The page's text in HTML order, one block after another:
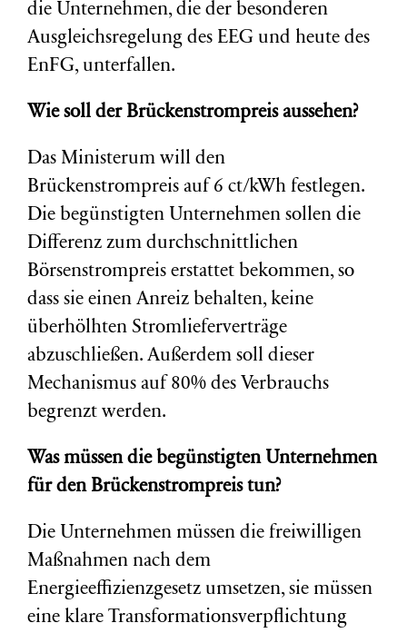
die Unternehmen, die der besonderen
Ausgleichsregelung des EEG und heute des
EnFG, unterfallen.
Wie soll der Brückenstrompreis aussehen?
Das Ministerum will den
Brückenstrompreis auf 6 ct/kWh festlegen.
Die begünstigten Unternehmen sollen die
Differenz zum durchschnittlichen
Börsenstrompreis erstattet bekommen, so
dass sie einen Anreiz behalten, keine
überhölhten Stromlieferverträge
abzuschließen. Außerdem soll dieser
Mechanismus auf 80% des Verbrauchs
begrenzt werden.
Was müssen die begünstigten Unternehmen
für den Brückenstrompreis tun?
Die Unternehmen müssen die freiwilligen
Maßnahmen nach dem
Energieeffizienzgesetz umsetzen, sie müssen
eine klare Transformationsverpflichtung